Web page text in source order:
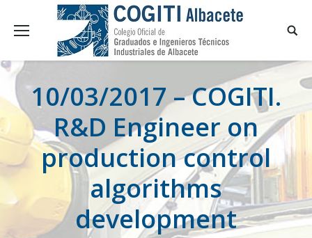
10/03/2017 – COGITI.
R&D Engineer on
production control
algorithms
development